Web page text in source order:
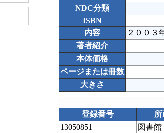
NDC分類
ISBN
内容
２００３
著者紹介
本体価格
ページまたは冊数
大きさ
登録番号
13050851
図書館